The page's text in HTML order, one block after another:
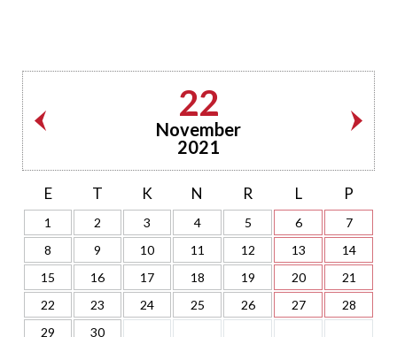
22
November
2021
E T K N R L P
1 2 3 4 5 6
7
8
9 10 11 12 13
14
15
16 17 18 19 20
21
22
23 24 25 26 27
28
29
30